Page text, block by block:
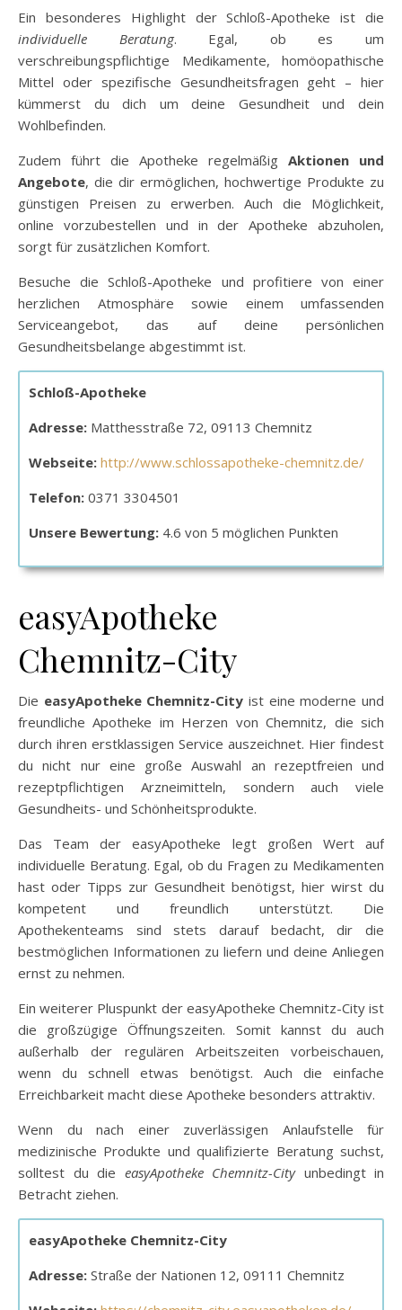
Ein besonderes Highlight der Schloß-Apotheke ist die
individuelle Beratung. Egal, ob es um
verschreibungspflichtige Medikamente, homöopathische
Mittel oder spezifische Gesundheitsfragen geht – hier
kümmerst du dich um deine Gesundheit und dein
Wohlbefinden.
Zudem führt die Apotheke regelmäßig Aktionen und
Angebote, die dir ermöglichen, hochwertige Produkte zu
günstigen Preisen zu erwerben. Auch die Möglichkeit,
online vorzubestellen und in der Apotheke abzuholen,
sorgt für zusätzlichen Komfort.
Besuche die Schloß-Apotheke und profitiere von einer
herzlichen Atmosphäre sowie einem umfassenden
Serviceangebot, das auf deine persönlichen
Gesundheitsbelange abgestimmt ist.
Schloß-Apotheke
Adresse: Matthesstraße 72, 09113 Chemnitz
Webseite: http://www.schlossapotheke-chemnitz.de/
Telefon: 0371 3304501
Unsere Bewertung: 4.6 von 5 möglichen Punkten
easyApotheke
Chemnitz-City
Die easyApotheke Chemnitz-City ist eine moderne und
freundliche Apotheke im Herzen von Chemnitz, die sich
durch ihren erstklassigen Service auszeichnet. Hier findest
du nicht nur eine große Auswahl an rezeptfreien und
rezeptpflichtigen Arzneimitteln, sondern auch viele
Gesundheits- und Schönheitsprodukte.
Das Team der easyApotheke legt großen Wert auf
individuelle Beratung. Egal, ob du Fragen zu Medikamenten
hast oder Tipps zur Gesundheit benötigst, hier wirst du
kompetent und freundlich unterstützt. Die
Apothekenteams sind stets darauf bedacht, dir die
bestmöglichen Informationen zu liefern und deine Anliegen
ernst zu nehmen.
Ein weiterer Pluspunkt der easyApotheke Chemnitz-City ist
die großzügige Öffnungszeiten. Somit kannst du auch
außerhalb der regulären Arbeitszeiten vorbeischauen,
wenn du schnell etwas benötigst. Auch die einfache
Erreichbarkeit macht diese Apotheke besonders attraktiv.
Wenn du nach einer zuverlässigen Anlaufstelle für
medizinische Produkte und qualifizierte Beratung suchst,
solltest du die easyApotheke Chemnitz-Cityunbedingt in
Betracht ziehen.
easyApotheke Chemnitz-City
Adresse: Straße der Nationen 12, 09111 Chemnitz